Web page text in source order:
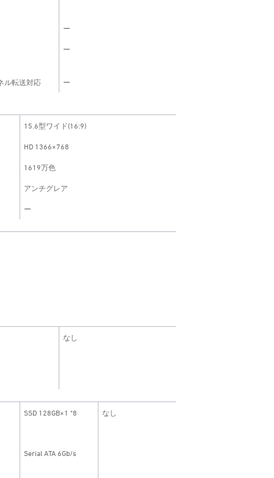
ー
ー
ル転送対応 ー
15.6型ワイド(16:9)
HD 1366×768
1619万色
アンチグレア
ー
なし
SSD 128GB×1 *8 なし
Serial ATA 6Gb/s